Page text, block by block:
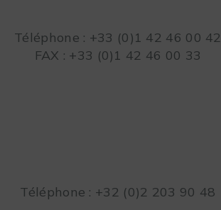
Téléphone : +33 (0)1 42 46 00 42
FAX : +33 (0)1 42 46 00 33
Téléphone : +32 (0)2 203 90 48